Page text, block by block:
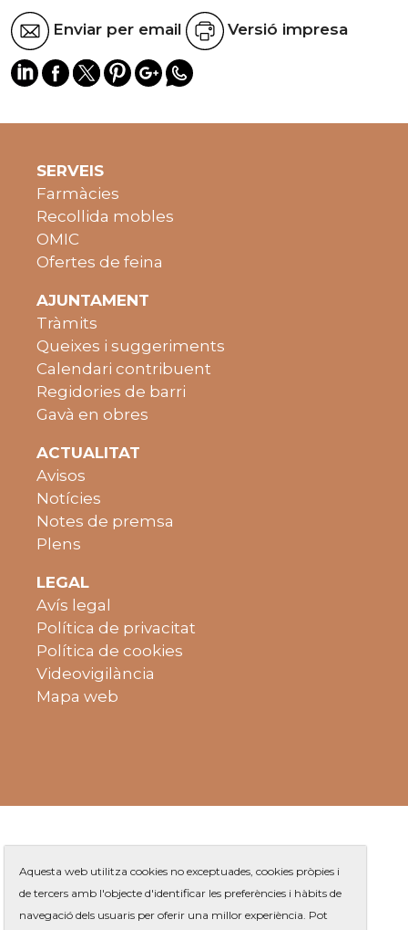
Enviar per email Versió impresa
SERVEIS
Farmàcies
Recollida mobles
OMIC
Ofertes de feina
AJUNTAMENT
Tràmits
Queixes i suggeriments
Calendari contribuent
Regidories de barri
Gavà en obres
ACTUALITAT
Avisos
Notícies
Notes de premsa
Plens
LEGAL
Avís legal
Política de privacitat
Política de cookies
Videovigilància
Mapa web
Aquesta web utilitza cookies no exceptuades, cookies pròpies i
de tercers amb l'objecte d'identificar les preferències i hàbits de
navegació dels usuaris per oferir una millor experiència. Pot